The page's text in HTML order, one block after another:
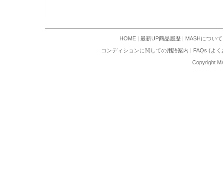
HOME | 最新UP商品履歴 | MASHについて
コンディションに関しての用語案内 | FAQs (よ
Copyright